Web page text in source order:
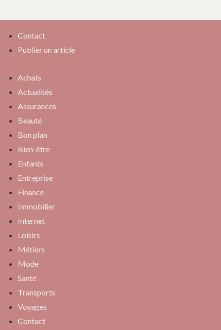
Contact
Publier un article
Achats
Actualités
Assurances
Beauté
Bon plan
Bien-être
Enfants
Entreprise
Finance
Immobilier
Internet
Loisirs
Métiers
Mode
Santé
Transports
Voyages
Contact